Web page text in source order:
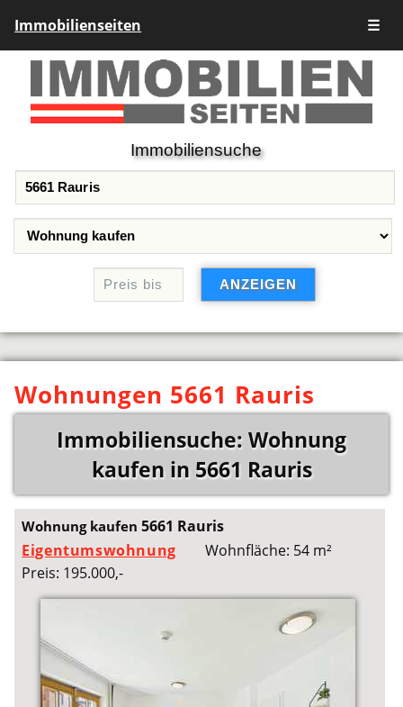
Immobilienseiten ☰
Immobiliensuche
Wohnungen 5661 Rauris
Immobiliensuche: Wohnung
kaufen in 5661 Rauris
Wohnung kaufen5661 Rauris
Eigentumswohnung
Wohnfläche: 54 m²
Preis: 195.000,-